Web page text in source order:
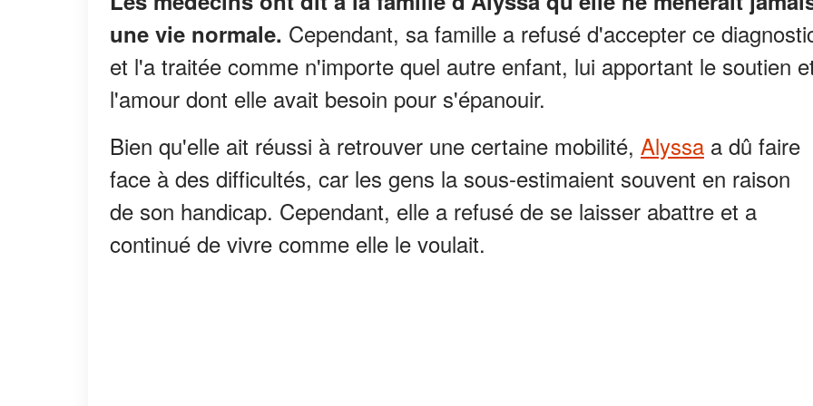
une vie normale. Cependant, sa famille a refusé d'accepter ce
et l'a traitée comme n'importe quel autre enfant, lui apportant le soutien
l'amour dont elle avait besoin pour s'épanouir.
Bien qu'elle ait réussi à retrouver une certaine mobilité, Alyssa a dû faire
face à des difficultés, car les gens la sous-estimaient souvent en raison
de son handicap. Cependant, elle a refusé de se laisser abattre et a
continué de vivre comme elle le voulait.